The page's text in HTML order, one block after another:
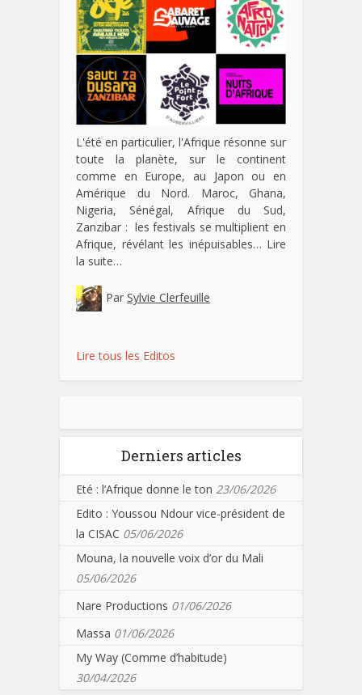
L'été en particulier, l'Afrique résonne sur
toute la planète, sur le continent
comme en Europe, au Japon ou en
Amérique du Nord. Maroc, Ghana,
Nigeria, Sénégal, Afrique du Sud,
Zanzibar : les festivals se multiplient en
Afrique, révélant les inépuisables… Lire
la suite…
Par Sylvie Clerfeuille
Lire tous les Editos
Derniers articles
Eté : l’Afrique donne le ton 23/06/2026
Edito : Youssou Ndour vice-président de
la CISAC 05/06/2026
Mouna, la nouvelle voix d’or du Mali
05/06/2026
Nare Productions 01/06/2026
Massa 01/06/2026
My Way (Comme d’habitude)
30/04/2026